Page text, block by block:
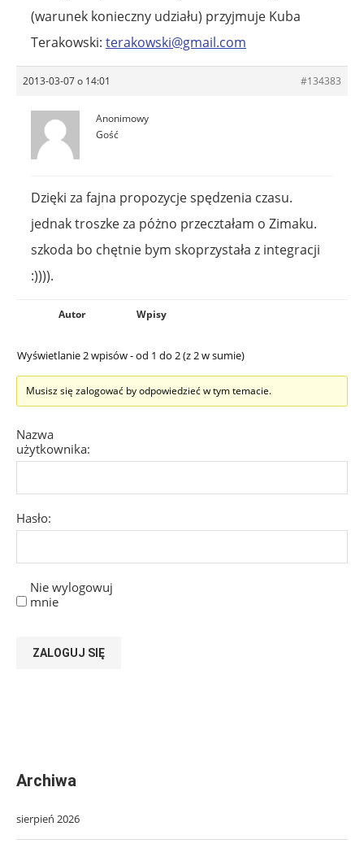
(warunek konieczny udziału) przyjmuje Kuba
Terakowski: terakowski@gmail.com
2013-03-07 o 14:01 #134383
Anonimowy
Gość
Dzięki za fajna propozycje spędzenia czasu.
jednak troszke za póżno przecztałam o Zimaku.
szkoda bo chętnie bym skoprzystała z integracji
:)))).
Autor Wpisy
Wyświetlanie 2 wpisów - od 1 do 2 (z 2 w sumie)
Musisz się zalogować by odpowiedzieć w tym temacie.
Nazwa
użytkownika:
Hasło:
Nie wylogowuj
mnie
ZALOGUJ SIĘ
Archiwa
sierpień 2026